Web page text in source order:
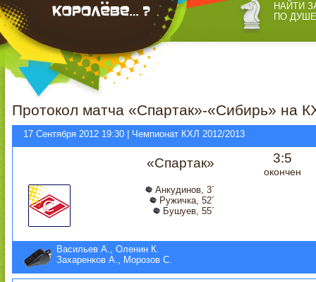
НАЙТИ
ПО ДУШЕ
Протокол матча «Спартак»-«Сибирь» на
17 Сентября 2012 19:30 | Чемпионат КХЛ 2012/2013
«Спартак» 3:5
окончен
Анкудинов, 3´
Ружичка, 52´
Бушуев, 55´
Васильев А., Оленин К.
Захаренков А., Морозов С.